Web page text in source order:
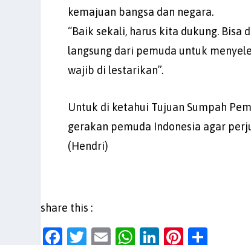
kemajuan bangsa dan negara.
“Baik sekali, harus kita dukung.
langsung dari pemuda untuk
wajib di lestarikan”.
Untuk di ketahui Tujuan Sumpah
gerakan pemuda Indonesia agar
(Hendri)
share this :
F
T
E
W Li
Pi